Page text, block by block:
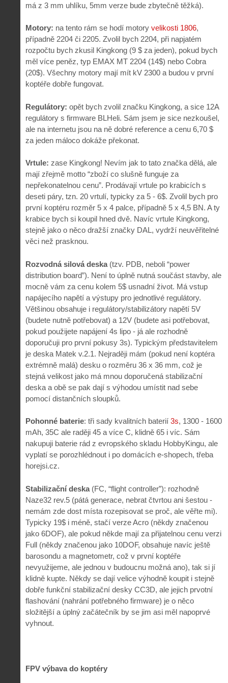
má z 3 mm uhlíku, 5mm verze bude zbytečně těžká).
Motory: na tento rám se hodí motory velikosti 1806,
případně 2204 či 2205. Zvolil bych 2204, při napjatém
rozpočtu bych zkusil Kingkong (9 $ za jeden), pokud bych
měl více peněz, typ EMAX MT 2204 (14$) nebo Cobra
(20$). Všechny motory mají mít kV 2300 a budou v první
koptéře dobře fungovat.
Regulátory: opět bych zvolil značku Kingkong, a sice 12A
regulátory s firmware BLHeli. Sám jsem je sice nezkoušel,
ale na internetu jsou na ně dobré reference a cenu 6,70 $
za jeden máloco dokáže překonat.
Vrtule: zase Kingkong! Nevím jak to tato značka dělá, ale
mají zřejmě motto “zboží co slušně funguje za
nepřekonatelnou cenu”. Prodávají vrtule po krabicích s
deseti páry, tzn. 20 vrtulí, typicky za 5 - 6$. Zvolil bych pro
první koptéru rozměr 5 x 4 palce, případně 5 x 4,5 BN. A ty
krabice bych si koupil hned dvě. Navíc vrtule Kingkong,
stejně jako o něco dražší značky DAL, vydrží neuvěřitelné
věci než prasknou.
Rozvodná silová deska(tzv. PDB, neboli “power
distribution board”). Není to úplně nutná součást stavby, ale
mocně vám za cenu kolem 5$ usnadní život. Má vstup
napájecího napětí a výstupy pro jednotlivé regulátory.
Většinou obsahuje i regulátory/stabilizátory napětí 5V
(budete nutně potřebovat) a 12V (budete asi potřebovat,
pokud použijete napájení 4s lipo - já ale rozhodně
doporučuji pro první pokusy 3s). Typickým představitelem
je deska Matek v.2.1. Nejraději mám (pokud není koptéra
extrémně malá) desku o rozměru 36 x 36 mm, což je
stejná velikost jako má mnou doporučená stabilizační
deska a obě se pak dají s výhodou umístit nad sebe
pomocí distančních sloupků.
Pohonné baterie: tři sady kvalitních baterií 3s, 1300 - 1600
mAh, 35C ale raději 45 a více C, klidně 65 i víc. Sám
nakupuji baterie rád z evropského skladu HobbyKingu, ale
vyplatí se porozhlédnout i po domácích e-shopech, třeba
horejsi.cz.
Stabilizační deska(FC, “flight controller”): rozhodně
Naze32 rev.5 (pátá generace, nebrat čtvrtou ani šestou -
nemám zde dost místa rozepisovat se proč, ale věřte mi).
Typicky 19$ i méně, stačí verze Acro (někdy značenou
jako 6DOF), ale pokud někde mají za přijatelnou cenu verzi
Full (někdy značenou jako 10DOF, obsahuje navíc ještě
barosondu a magnetometr, což v první koptéře
nevyužijeme, ale jednou v budoucnu možná ano), tak si jí
klidně kupte. Někdy se dají velice výhodně koupit i stejně
dobře funkční stabilizační desky CC3D, ale jejich prvotní
flashování (nahrání potřebného firmware) je o něco
složitější a úplný začátečník by se jim asi měl napoprvé
vyhnout.
FPV výbava do koptéry